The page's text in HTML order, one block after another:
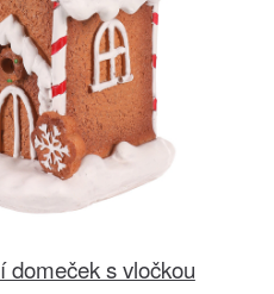
domeček s vločkou